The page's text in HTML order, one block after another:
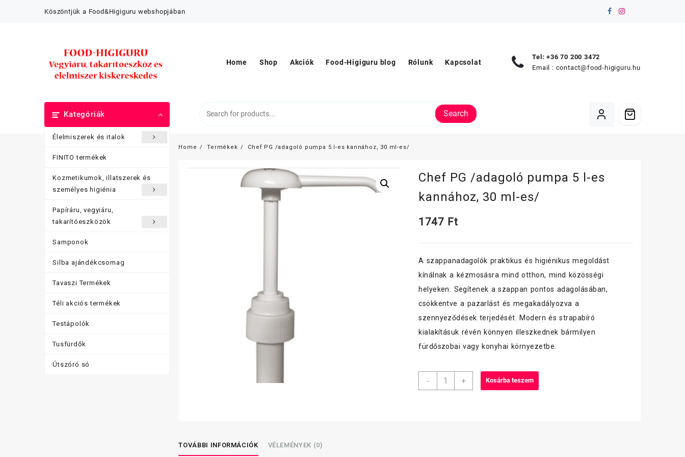
Köszöntjük a Food&Higiguru webshopjában
Home Shop Akciók Food-Higiguru blog Rólunk Kapcsolat
Tel: +36 70 200 3472
Email : contact@food-higiguru.hu
Kategóriák
Élelmiszerek és italok
FINITO termékek
Kozmetikumok, illatszerek és
személyes higiénia
Papíráru, vegyiáru,
takarítóeszközök
Samponok
Silba ajándékcsomag
Tavaszi Termékek
Téli akciós termékek
Testápolók
Tusfürdők
Útszóró só
Search
Home Termékek Chef PG /adagoló pumpa 5 l-es kannához, 30 ml-es/
Chef PG /adagoló pumpa 5 l-es
kannához, 30 ml-es/
1747 Ft
A szappanadagolók praktikus és higiénikus megoldást
kínálnak a kézmosásra mind otthon, mind közösségi
helyeken. Segítenek a szappan pontos adagolásában,
csökkentve a pazarlást és megakadályozva a
szennyeződések terjedését. Modern és strapabíró
kialakításuk révén könnyen illeszkednek bármilyen
fürdőszobai vagy konyhai környezetbe.
-
Chef
+ Kosárba teszem
TOVÁBBI INFORMÁCIÓK VÉLEMÉNYEK (0)